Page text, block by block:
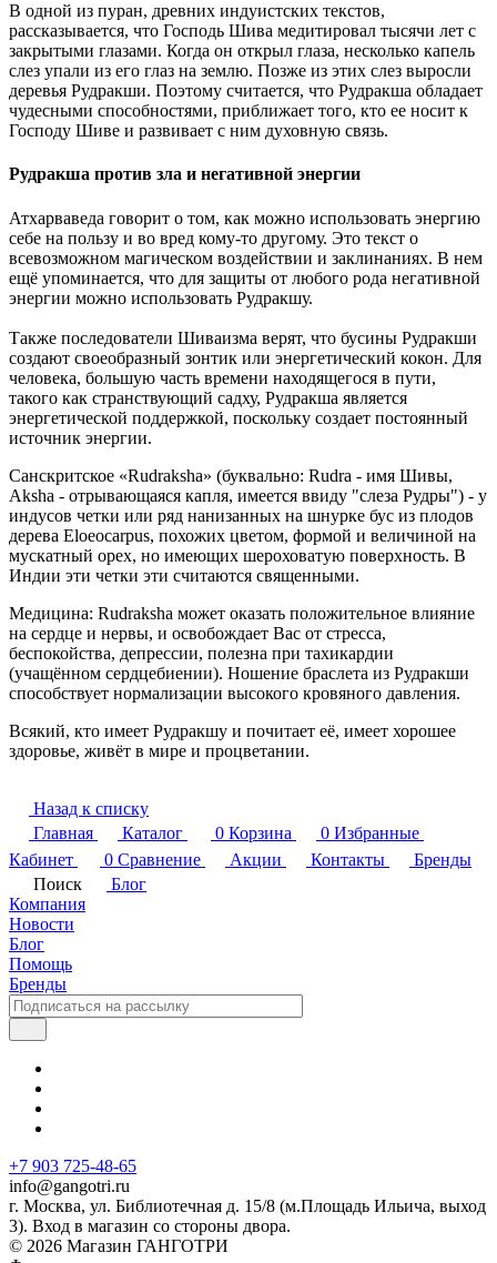
В одной из пуран, древних индуистских текстов,
рассказывается, что Господь Шива медитировал тысячи лет с
закрытыми глазами. Когда он открыл глаза, несколько капель
слез упали из его глаз на землю. Позже из этих слез выросли
деревья Рудракши. Поэтому считается, что Рудракша обладает
чудесными способностями, приближает того, кто ее носит к
Господу Шиве и развивает с ним духовную связь.
Рудракша против зла и негативной энергии
Атхарваведа говорит о том, как можно использовать энергию
себе на пользу и во вред кому-то другому. Это текст о
всевозможном магическом воздействии и заклинаниях. В нем
ещё упоминается, что для защиты от любого рода негативной
энергии можно использовать Рудракшу.
Также последователи Шиваизма верят, что бусины Рудракши
создают своеобразный зонтик или энергетический кокон. Для
человека, большую часть времени находящегося в пути,
такого как странствующий садху, Рудракша является
энергетической поддержкой, поскольку создает постоянный
источник энергии.
Санскритское «Rudraksha» (буквально: Rudra - имя Шивы,
Aksha - отрывающаяся капля, имеется ввиду "слеза Рудры") - у
индусов четки или ряд нанизанных на шнурке бус из плодов
дерева Eloeocarpus, похожих цветом, формой и величиной на
мускатный орех, но имеющих шероховатую поверхность. В
Индии эти четки эти считаются священными.
Медицина: Rudraksha может оказать положительное влияние
на сердце и нервы, и освобождает Вас от стресса,
беспокойства, депрессии, полезна при тахикардии
(учащённом сердцебиении). Ношение браслета из Рудракши
способствует нормализации высокого кровяного давления.
Всякий, кто имеет Рудракшу и почитает её, имеет хорошее
здоровье, живёт в мире и процветании.
Назад к списку
Главная
Каталог 0 Корзина 0 Избранные
Кабинет
0 Сравнение Акции Контакты
Бренды
Поиск
Блог
Компания
Новости
Блог
Помощь
Бренды
+7 903 725-48-65
info@gangotri.ru
г. Москва, ул. Библиотечная д. 15/8 (м.Площадь Ильича, выход
3). Вход в магазин со стороны двора.
© 2026 Магазин ГАНГОТРИ